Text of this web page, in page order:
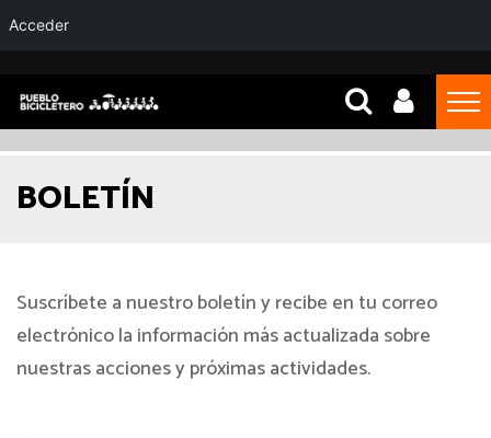
BOLETÍN
Suscríbete a nuestro boletín y recibe en tu correo
electrónico la información más actualizada sobre
nuestras acciones y próximas actividades.
Acceder